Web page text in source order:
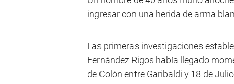
ingresar con una herida de arma
Las primeras investigaciones
Fernández Rigos había llegado
de Colón entre Garibaldi y 18 de